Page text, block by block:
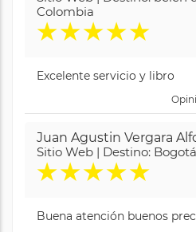
Colombia
★★★★★
Excelente servicio y libro
Juan Agustin Vergara
Sitio Web | Destino:
★★★★★
Buena atención buenos